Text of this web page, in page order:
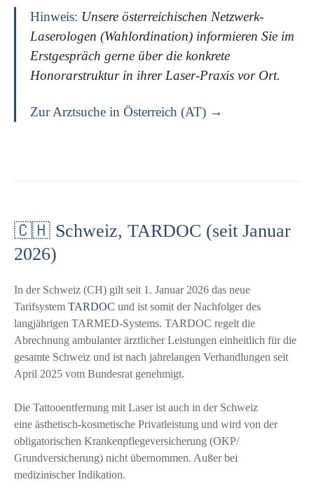
Hinweis: Unsere österreichischen Netzwerk-
Laserologen (Wahlordination) informieren Sie im
Erstgespräch gerne über die konkrete
Honorarstruktur in ihrer Laser-Praxis vor Ort.
Zur Arztsuche in Österreich (AT) →
🇨🇭 Schweiz, TARDOC (seit Januar
2026)
In der Schweiz (CH) gilt seit 1. Januar 2026 das neue
Tarifsystem TARDOC und ist somit der Nachfolger des
langjährigen TARMED-Systems. TARDOC regelt die
Abrechnung ambulanter ärztlicher Leistungen einheitlich für die
gesamte Schweiz und ist nach jahrelangen Verhandlungen seit
April 2025 vom Bundesrat genehmigt.
Die Tattooentfernung mit Laser ist auch in der Schweiz
eine ästhetisch-kosmetische Privatleistung und wird von der
obligatorischen Krankenpflegeversicherung (OKP/
Grundversicherung) nicht übernommen. Außer bei
medizinischer Indikation.